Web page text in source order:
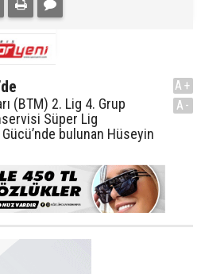
(BTM) 2. Lig 4. Grup
Süper Lig
bulunan Hüseyin
A+
A-